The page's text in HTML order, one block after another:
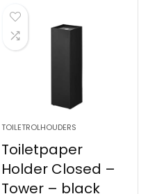
TOILETROLHOUDERS
Toiletpaper
Holder Closed –
Tower – black